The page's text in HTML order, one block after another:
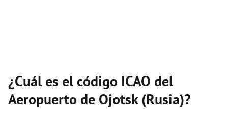
¿Cuál es el código ICAO del
Aeropuerto de Ojotsk (Rusia)?